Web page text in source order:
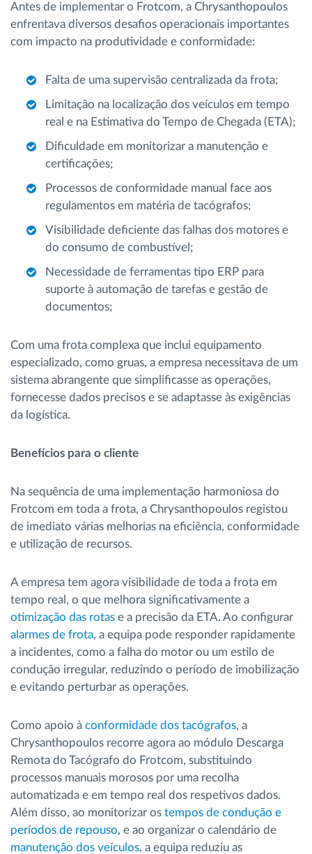
Antes de implementar o Frotcom, a Chrysanthopoulos
enfrentava diversos desafios operacionais importantes
com impacto na produtividade e conformidade:
Falta de uma supervisão centralizada da frota;
Limitação na localização dos veículos em tempo
real e na Estimativa do Tempo de Chegada (ETA);
Dificuldade em monitorizar a manutenção e
certificações;
Processos de conformidade manual face aos
regulamentos em matéria de tacógrafos;
Visibilidade deficiente das falhas dos motores e
do consumo de combustível;
Necessidade de ferramentas tipo ERP para
suporte à automação de tarefas e gestão de
documentos;
Com uma frota complexa que inclui equipamento
especializado, como gruas, a empresa necessitava de um
sistema abrangente que simplificasse as operações,
fornecesse dados precisos e se adaptasse às exigências
da logística.
Benefícios para o cliente
Na sequência de uma implementação harmoniosa do
Frotcom em toda a frota, a Chrysanthopoulos registou
de imediato várias melhorias na eficiência, conformidade
e utilização de recursos.
A empresa tem agora visibilidade de toda a frota em
tempo real, o que melhora significativamente a
otimização das rotas e a precisão da ETA. Ao configurar
alarmes de frota, a equipa pode responder rapidamente
a incidentes, como a falha do motor ou um estilo de
condução irregular, reduzindo o período de imobilização
e evitando perturbar as operações.
Como apoio à conformidade dos tacógrafos, a
Chrysanthopoulos recorre agora ao módulo Descarga
Remota do Tacógrafo do Frotcom, substituindo
processos manuais morosos por uma recolha
automatizada e em tempo real dos respetivos dados.
Além disso, ao monitorizar os tempos de condução e
períodos de repouso, e ao organizar o calendário de
manutenção dos veículos, a equipa reduziu as